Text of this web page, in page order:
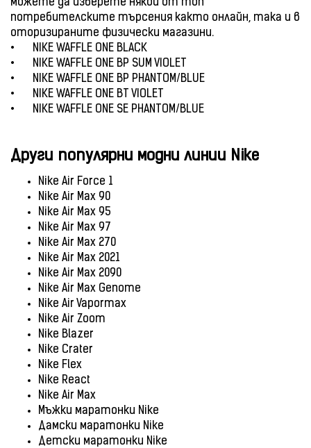
можете да изберете някой от топ
потребителските търсения както онлайн, така и в
оторизираните физически магазини.
•
NIKE WAFFLE ONE BLACK
•
NIKE WAFFLE ONE BP SUM VIOLET
•
NIKE WAFFLE ONE BP PHANTOM/BLUE
•
NIKE WAFFLE ONE BT VIOLET
•
NIKE WAFFLE ONE SE PHANTOM/BLUE
Други популярни модни линии Nike
Nike Air Force 1
Nike Air Max 90
Nike Air Max 95
Nike Air Max 97
Nike Air Max 270
Nike Air Max 2021
Nike Air Max 2090
Nike Air Max Genome
Nike Air Vapormax
Nike Air Zoom
Nike Blazer
Nike Crater
Nike Flex
Nike React
Nike Air Max
Мъжки маратонки Nike
Дамски маратонки Nike
Детски маратонки Nike